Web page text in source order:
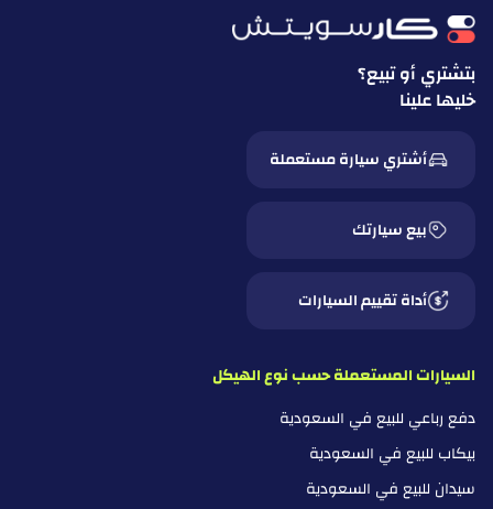
بتشتري أو تبيع؟
خليها علينا
أشتري سيارة مستعملة
بيع سيارتك
أداة تقييم السيارات
السيارات المستعملة حسب نوع الهيكل
دفع رباعي للبيع في السعودية
بيكاب للبيع في السعودية
سيدان للبيع في السعودية